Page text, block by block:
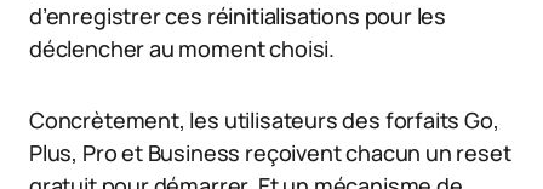
d’enregistrer ces réinitialisations pour les
déclencher au moment choisi.
Concrètement, les utilisateurs des forfaits Go,
Plus, Pro et Business reçoivent chacun un reset